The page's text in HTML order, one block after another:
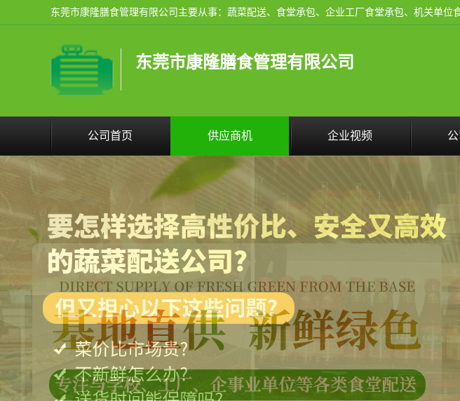
东莞市康隆膳食管理有限公司
公司首页 供应商机 企业视频